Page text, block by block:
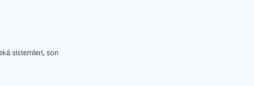
sistemleri, son